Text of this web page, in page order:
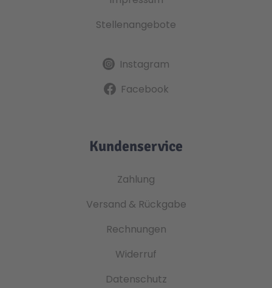
Stellenangebote
Instagram
Facebook
Kundenservice
Zahlung
Versand & Rückgabe
Rechnungen
Widerruf
Datenschutz